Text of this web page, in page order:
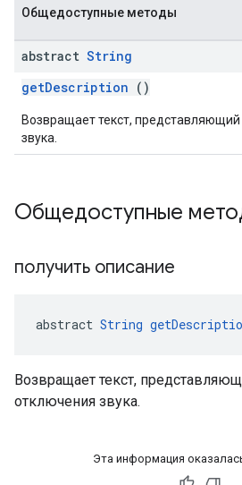
Общедоступные методы
abstract String
getDescription ()
Возвращает текст,
звука.
Общедоступные
получить описание
abstract String
Возвращает текст,
отключения звука.
Эта информация